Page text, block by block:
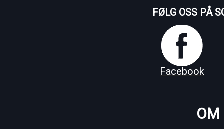
FØLG OSS PÅ
Facebook
OM